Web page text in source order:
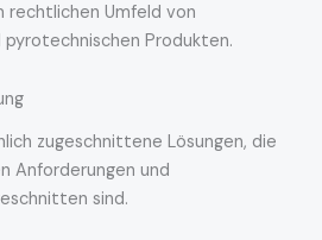
rechtlichen Umfeld von
pyrotechnischen Produkten.
zugeschnittene Lösungen, die
Anforderungen und
sind.